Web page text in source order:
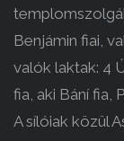
Benjámin fiai,
valók laktak: 4
fia, aki Bání fia,
A sílóiak közül